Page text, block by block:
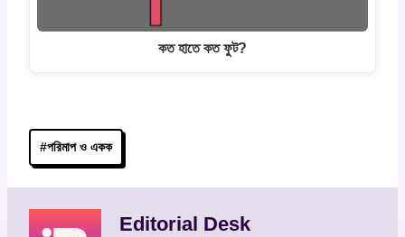
কত হাতে কত ফুট?
Post
Tags:
#পরিমাপ ও একক
Editorial Desk